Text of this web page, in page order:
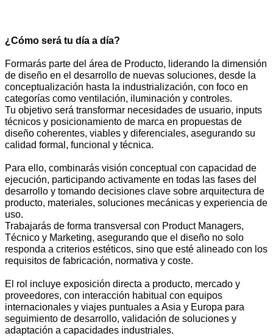
¿Cómo será tu día a día?
Formarás parte del área de Producto, liderando la dimensión
de diseño en el desarrollo de nuevas soluciones, desde la
conceptualización hasta la industrialización, con foco en
categorías como ventilación, iluminación y controles.
Tu objetivo será transformar necesidades de usuario, inputs
técnicos y posicionamiento de marca en propuestas de
diseño coherentes, viables y diferenciales, asegurando su
calidad formal, funcional y técnica.
Para ello, combinarás visión conceptual con capacidad de
ejecución, participando activamente en todas las fases del
desarrollo y tomando decisiones clave sobre arquitectura de
producto, materiales, soluciones mecánicas y experiencia de
uso.
Trabajarás de forma transversal con Product Managers,
Técnico y Marketing, asegurando que el diseño no solo
responda a criterios estéticos, sino que esté alineado con los
requisitos de fabricación, normativa y coste.
El rol incluye exposición directa a producto, mercado y
proveedores, con interacción habitual con equipos
internacionales y viajes puntuales a Asia y Europa para
seguimiento de desarrollo, validación de soluciones y
adaptación a capacidades industriales.